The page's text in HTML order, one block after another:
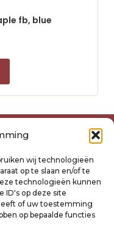
wij technologieën
op te slaan en/of te
technologieën kunnen
ID's op deze site
of uw toestemming
op bepaalde functies
fb, blue